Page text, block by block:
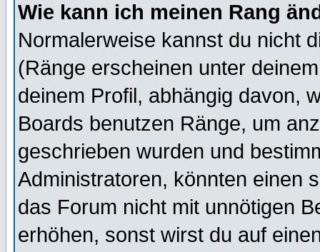
Wie kann ich meinen Rang
Normalerweise kannst du nicht
(Ränge erscheinen unter
deinem Profil, abhängig davon,
Boards benutzen Ränge, um
geschrieben wurden und
Administratoren, könnten einen
das Forum nicht mit unnötigen
erhöhen, sonst wirst du auf